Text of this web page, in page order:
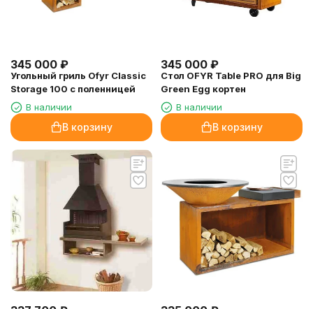
345 000 ₽
Угольный гриль Ofyr Classic
Storage 100 с поленницей
В наличии
В корзину
345 000 ₽
Стол OFYR Table PRO для Big
Green Egg кортен
В наличии
В корзину